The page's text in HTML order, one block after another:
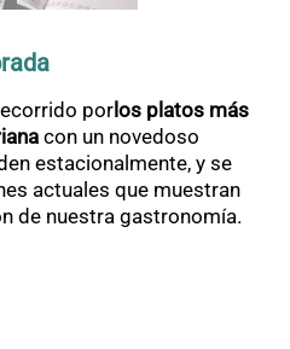
por los platos más
con un novedoso
estacionalmente, y se
actuales que muestran
de nuestra gastronomía.